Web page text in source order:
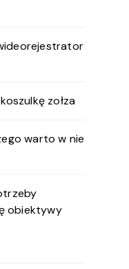
zołza
warto w nie
obiektywy